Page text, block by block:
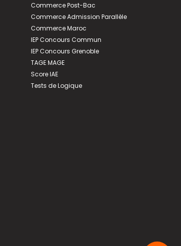
Commerce Post-Bac
Commerce Admission Parallèle
Commerce Maroc
IEP Concours Commun
IEP Concours Grenoble
TAGE MAGE
Score IAE
Tests de Logique